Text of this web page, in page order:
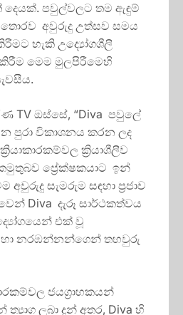
පවුල්වලට තම ඇඳුම්
අවුරුදු උත්සව සමය
හැකි උද්‍යෝගශීලී
මෙම මුලපිරීමෙහි
TV ඔස්සේ, “Diva පවුලේ
පුරා විකාශනය කරන ලද
ක්‍රියාශීලීව
ප්‍රේක්ෂකයාට ඉන්
අවුරුදු සැමරුම සඳහා ප්‍රජාව
Diva දැරූ සාර්ථකත්වය
එක් වූ
නරඹන්නන්ගෙන් තහවුරු
ජයග්‍රාහකයන්
ලබා දුන් අතර, Diva හි